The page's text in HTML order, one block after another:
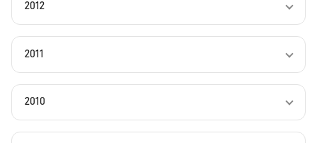
2012
2011
2010